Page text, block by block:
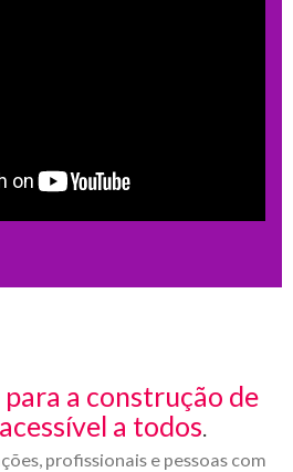
a construção de
a todos
profissionais e pessoas com